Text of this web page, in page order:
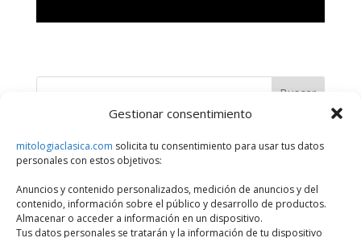
Gestionar consentimiento
mitologiaclasica.com solicita tu consentimiento para usar tus datos
personales con estos objetivos:
Anuncios y contenido personalizados, medición de anuncios y del
contenido, información sobre el público y desarrollo de productos.
Almacenar o acceder a información en un dispositivo.
Tus datos personales se tratarán y la información de tu dispositivo
Buscar
Últimos artículos
¿Qué Divinidad, Héroe o Personaje Mitológico eres?
Series sobre dioses y héroes de la mitología griega
Historias de amor entre dioses y mortales en la mitología